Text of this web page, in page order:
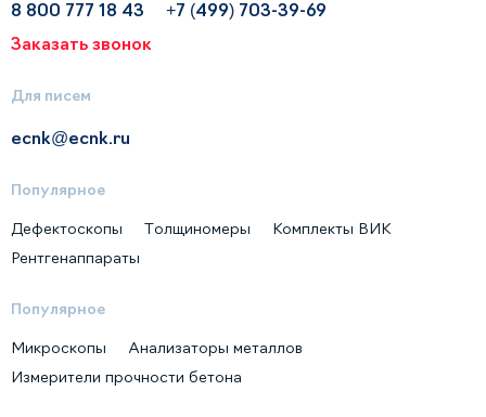
8 800 777 18 43
+7 (499) 703-39-69
Заказать звонок
Для писем
ecnk@ecnk.ru
Популярное
Дефектоскопы Толщиномеры
Комплекты ВИК
Рентгенаппараты
Популярное
Микроскопы
Анализаторы металлов
Измерители прочности бетона